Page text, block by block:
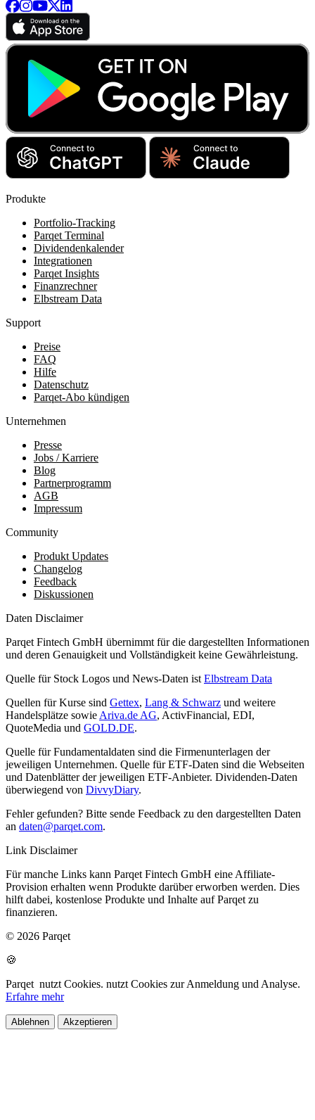
Produkte
Portfolio-Tracking
Parqet Terminal
Dividendenkalender
Integrationen
Parqet Insights
Finanzrechner
Elbstream Data
Support
Preise
FAQ
Hilfe
Datenschutz
Parqet-Abo kündigen
Unternehmen
Presse
Jobs / Karriere
Blog
Partnerprogramm
AGB
Impressum
Community
Produkt Updates
Changelog
Feedback
Diskussionen
Daten Disclaimer
Parqet Fintech GmbH übernimmt für die dargestellten Informationen
und deren Genauigkeit und Vollständigkeit keine Gewährleistung.
Quelle für Stock Logos und News-Daten ist Elbstream Data
Quellen für Kurse sind Gettex, Lang & Schwarz und weitere
Handelsplätze sowie Ariva.de AG, ActivFinancial, EDI,
QuoteMedia und GOLD.DE.
Quelle für Fundamentaldaten sind die Firmenunterlagen der
jeweiligen Unternehmen. Quelle für ETF-Daten sind die Webseiten
und Datenblätter der jeweiligen ETF-Anbieter. Dividenden-Daten
überwiegend von DivvyDiary.
Fehler gefunden? Bitte sende Feedback zu den dargestellten Daten
an daten@parqet.com.
Link Disclaimer
Für manche Links kann Parqet Fintech GmbH eine Affiliate-
Provision erhalten wenn Produkte darüber erworben werden. Dies
hilft dabei, kostenlose Produkte und Inhalte auf Parqet zu
finanzieren.
© 2026 Parqet
🍪
Parqet nutzt Cookies. nutzt Cookies zur Anmeldung und Analyse.
Erfahre mehr
Ablehnen Akzeptieren